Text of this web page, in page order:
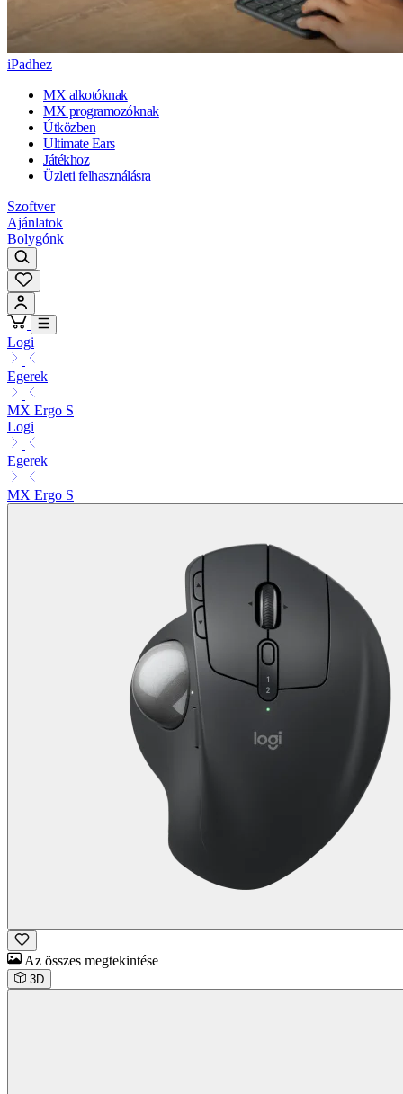
iPadhez
MX alkotóknak
MX programozóknak
Útközben
Ultimate Ears
Játékhoz
Üzleti felhasználásra
Szoftver
Ajánlatok
Bolygónk
Logi
Egerek
MX Ergo S
Logi
Egerek
MX Ergo S
Az összes megtekintése
3D